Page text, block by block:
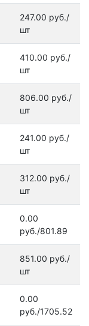
247.00 руб./
шт
410.00 руб./
шт
806.00 руб./
шт
241.00 руб./
шт
312.00 руб./
шт
0.00
руб./801.89
851.00 руб./
шт
0.00
руб./1705.52